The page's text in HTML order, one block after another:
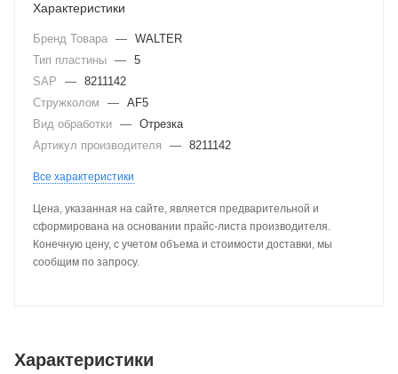
Характеристики
Бренд Товара — WALTER
Тип пластины — 5
SAP
— 8211142
Стружколом
— AF5
Вид обработки — Отрезка
Артикул производителя
— 8211142
Все характеристики
Цена, указанная на сайте, является предварительной и
сформирована на основании прайс-листа производителя.
Конечную цену, с учетом объема и стоимости доставки, мы
сообщим по запросу.
Характеристики